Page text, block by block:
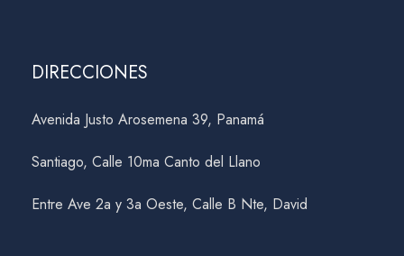
DIRECCIONES
Avenida Justo Arosemena 39, Panamá
Santiago, Calle 10ma Canto del Llano
Entre Ave 2a y 3a Oeste, Calle B Nte, David